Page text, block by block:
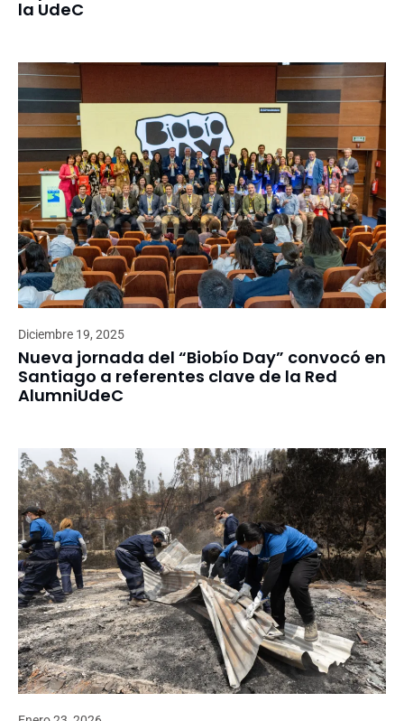
la UdeC
Diciembre 19, 2025
Nueva jornada del “Biobío Day” convocó en
Santiago a referentes clave de la Red
AlumniUdeC